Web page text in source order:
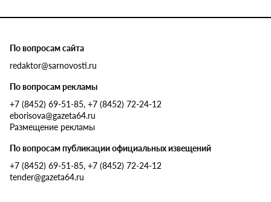
По вопросам сайта
redaktor@sarnovosti.ru
По вопросам рекламы
+7 (8452) 69-51-85, +7 (8452) 72-24-12
eborisova@gazeta64.ru
Размещение рекламы
По вопросам публикации официальных извещений
+7 (8452) 69-51-85, +7 (8452) 72-24-12
tender@gazeta64.ru